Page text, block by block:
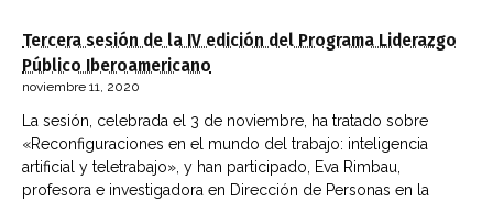
Tercera sesión de la IV edición del Programa Liderazgo
Público Iberoamericano
noviembre 11, 2020
La sesión, celebrada el 3 de noviembre, ha tratado sobre
«Reconfiguraciones en el mundo del trabajo: inteligencia
artificial y teletrabajo», y han participado, Eva Rimbau,
profesora e investigadora en Dirección de Personas en la